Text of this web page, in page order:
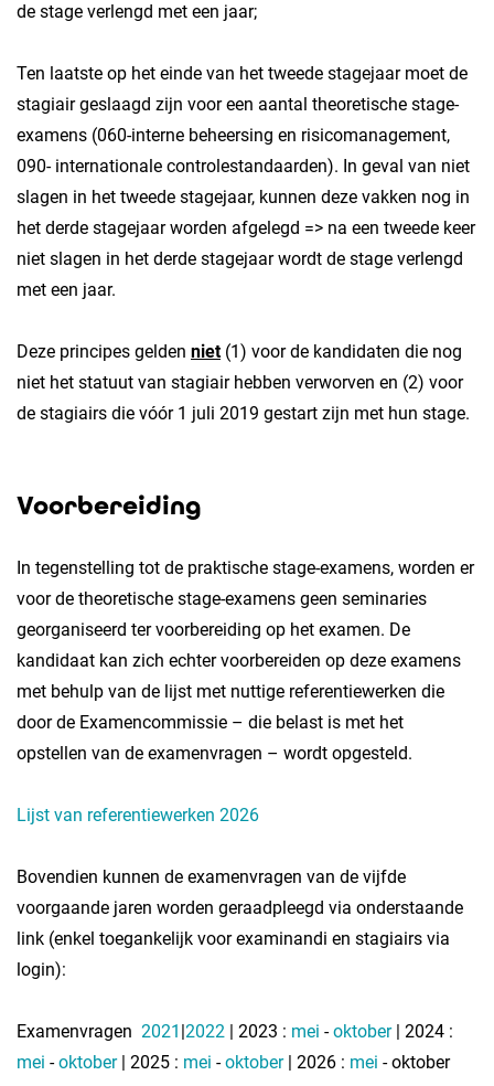
de stage verlengd met een jaar;
Ten laatste op het einde van het tweede stagejaar moet de
stagiair geslaagd zijn voor een aantal theoretische stage-
examens (060-interne beheersing en risicomanagement,
090- internationale controlestandaarden). In geval van niet
slagen in het tweede stagejaar, kunnen deze vakken nog in
het derde stagejaar worden afgelegd => na een tweede keer
niet slagen in het derde stagejaar wordt de stage verlengd
met een jaar.
Deze principes gelden niet(1) voor de kandidaten die nog
niet het statuut van stagiair hebben verworven en (2) voor
de stagiairs die vóór 1 juli 2019 gestart zijn met hun stage.
Voorbereiding
In tegenstelling tot de praktische stage-examens, worden er
voor de theoretische stage-examens geen seminaries
georganiseerd ter voorbereiding op het examen. De
kandidaat kan zich echter voorbereiden op deze examens
met behulp van de lijst met nuttige referentiewerken die
door de Examencommissie – die belast is met het
opstellen van de examenvragen – wordt opgesteld.
Lijst van referentiewerken 2026
Bovendien kunnen de examenvragen van de vijfde
voorgaande jaren worden geraadpleegd via onderstaande
link (enkel toegankelijk voor examinandi en stagiairs via
login):
Examenvragen 2021 |2022 | 2023 : mei -oktober| 2024 :
mei -oktober| 2025 : mei -oktober| 2026 : mei - oktober